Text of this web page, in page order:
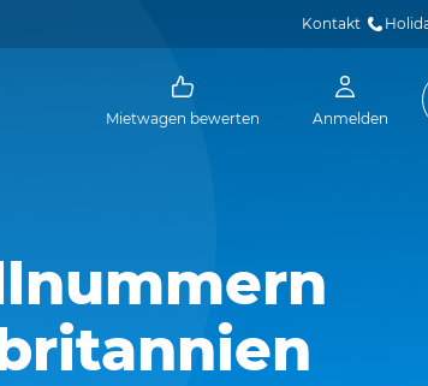
Kontakt
Mietwagen bewerten Anmelden